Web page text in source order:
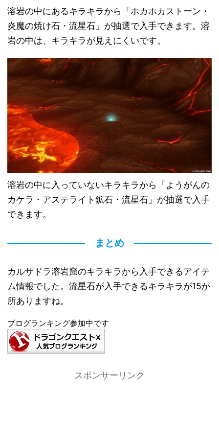
溶岩の中にあるキラキラから「ホカホカストーン・
炎魔の焼け石・流星石」が抽選で入手できます。溶
岩の中は、キラキラが見えにくいです。
溶岩の中に入っていないキラキラから「ようがんの
カケラ・アステライト鉱石・流星石」が抽選で入手
できます。
まとめ
カルサドラ溶岩窟のキラキラから入手できるアイテ
ム情報でした。流星石が入手できるキラキラが15か
所ありますね。
ブログランキング参加中です
スポンサーリンク